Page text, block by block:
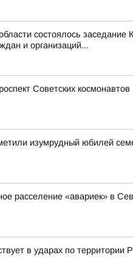
состоялось
и организаций...
Советских космонавтов
изумрудный юбилей
расселение «авариек» в
в ударах по территории